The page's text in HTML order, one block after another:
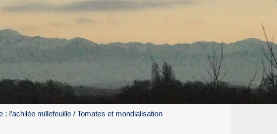
l’achilée millefeuille / Tomates et mondialisation